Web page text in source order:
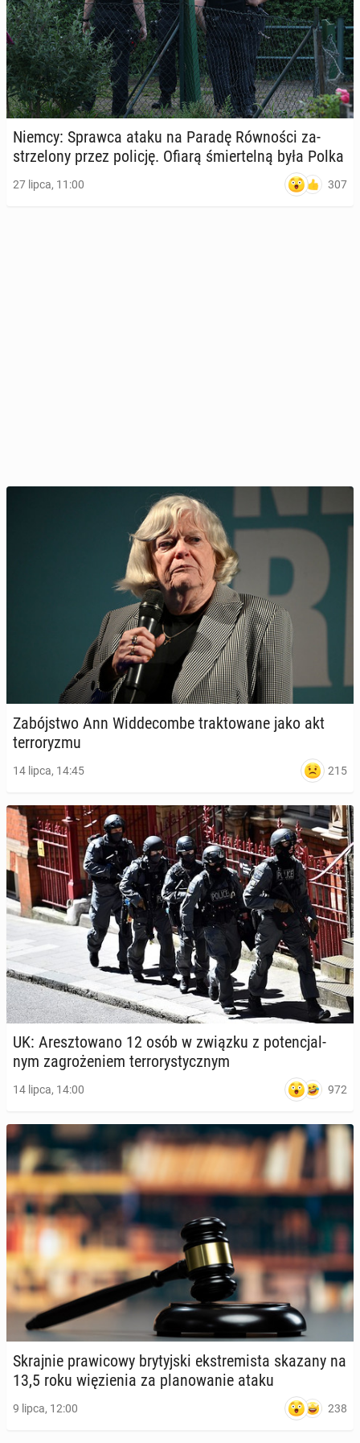
Niemcy: Sprawca ataku na Paradę Rów­no­ści za­
strze­lo­ny przez policję. Ofiarą śmier­tel­ną była Polka
27 lipca, 11:00 307
Za­bój­stwo Ann Wid­de­com­be trak­to­wa­ne jako akt
ter­ro­ry­zmu
14 lipca, 14:45 215
UK: Aresz­to­wa­no 12 osób w związku z po­ten­cjal­
nym za­gro­że­niem ter­ro­ry­stycz­nym
14 lipca, 14:00 972
Skraj­nie pra­wi­co­wy bry­tyj­ski eks­tre­mi­sta skazany na
13,5 roku wię­zie­nia za pla­no­wa­nie ataku
9 lipca, 12:00 238